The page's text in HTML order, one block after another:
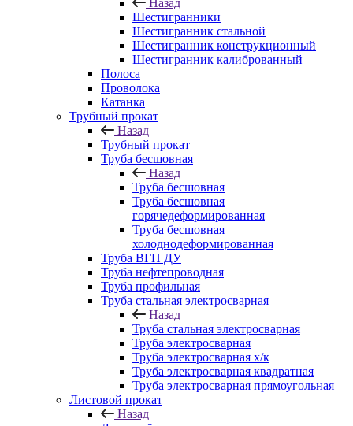
Назад
Шестигранники
Шестигранник стальной
Шестигранник конструкционный
Шестигранник калиброванный
Полоса
Проволока
Катанка
Трубный прокат
Назад
Трубный прокат
Труба бесшовная
Назад
Труба бесшовная
Труба бесшовная
горячедеформированная
Труба бесшовная
холоднодеформированная
Труба ВГП ДУ
Труба нефтепроводная
Труба профильная
Труба стальная электросварная
Назад
Труба стальная электросварная
Труба электросварная
Труба электросварная х/к
Труба электросварная квадратная
Труба электросварная прямоугольная
Листовой прокат
Назад